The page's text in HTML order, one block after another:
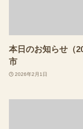
本日のお知らせ（
市
2026年2月1日